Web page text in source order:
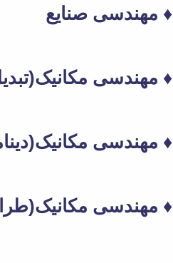
♦ مهندسی صنایع
♦ مهندسی
♦ مهندسی
♦ مهندسی